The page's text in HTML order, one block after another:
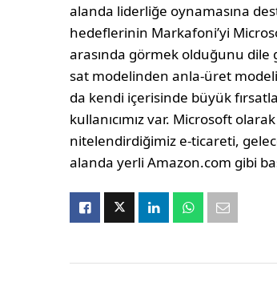
alanda liderliğe oynamasına
hedeflerinin Markafoni’yi
arasında görmek olduğunu dile
sat modelinden anla-üret
da kendi içerisinde büyük
kullanıcımız var. Microsoft
nitelendirdiğimiz e-ticareti,
alanda yerli Amazon.com gibi